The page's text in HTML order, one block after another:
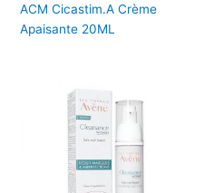
ACM Cicastim.A Crème
Apaisante 20ML